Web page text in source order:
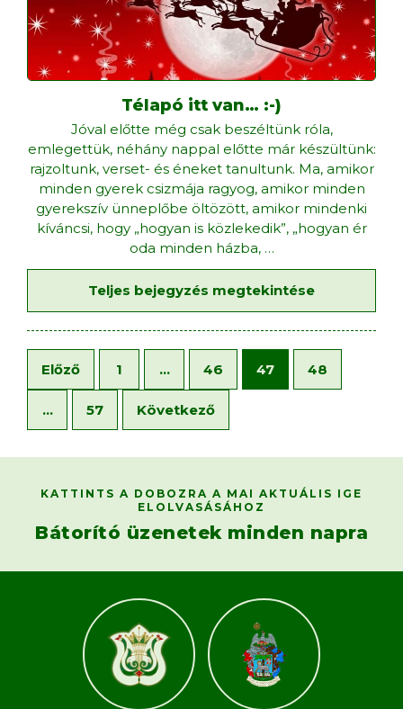
Télapó itt van… :-)
Jóval előtte még csak beszéltünk róla,
emlegettük, néhány nappal előtte már készültünk:
rajzoltunk, verset- és éneket tanultunk. Ma, amikor
minden gyerek csizmája ragyog, amikor minden
gyerekszív ünneplőbe öltözött, amikor mindenki
kíváncsi, hogy „hogyan is közlekedik”, „hogyan ér
oda minden házba, …
Teljes bejegyzés megtekintése
Előző 1 … 46 47 48
… 57 Következő
KATTINTS A DOBOZRA A MAI AKTUÁLIS IGE
ELOLVASÁSÁHOZ
Bátorító üzenetek minden napra